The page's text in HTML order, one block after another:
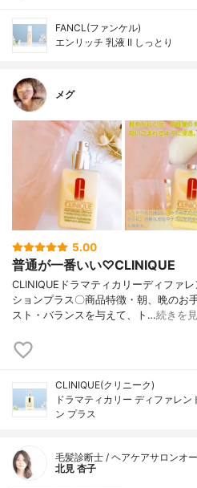
FANCL(ファンケル)
エンリッチ 乳液 II しっとり
メグ
5.00
普通が一番いい♡CLINIQUE
CLINIQUEドラマティカリーディファ
ションプラス〇商品特徴・朝、晩のお
スト・バランスを与えて、ト…続きを
CLINIQUE(クリニーク)
ドラマティカリー ディファレ
ン プラス
毛髪診断士 / ヘアケアサロンオ
北見 杏子